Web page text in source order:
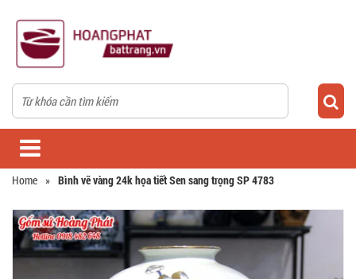
Home » Bình vẽ vàng 24k họa tiết Sen sang trọng SP 4783